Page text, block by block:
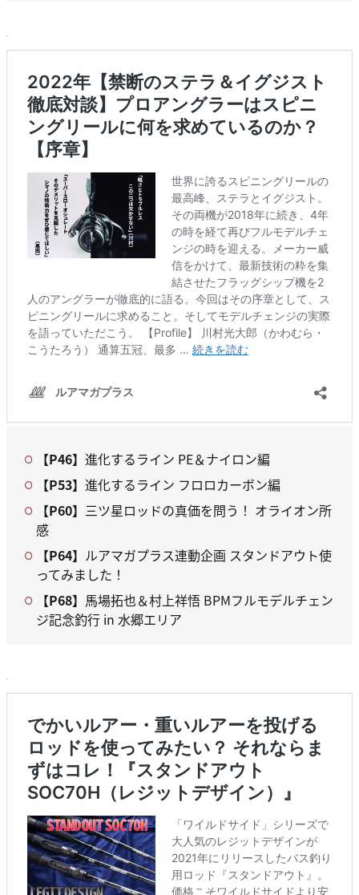
【P46】 進化するライン PE＆ナイロン編
【P53】 進化するライン フロロカーボン編
【P60】 三ツ星ロッドの真価を問う！ オライオン所
感
【P64】 ルアマガプラス連動企画 スタンドアウト使
ってみました！
【P68】 馬場拓也＆村上祥悟 BPMフルモデルチェン
ジ記念釣行 in 水郷エリア